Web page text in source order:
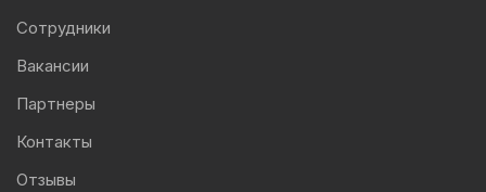
Сотрудники
Вакансии
Партнеры
Контакты
Отзывы